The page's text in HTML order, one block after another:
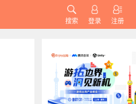
搜索 登录 注册